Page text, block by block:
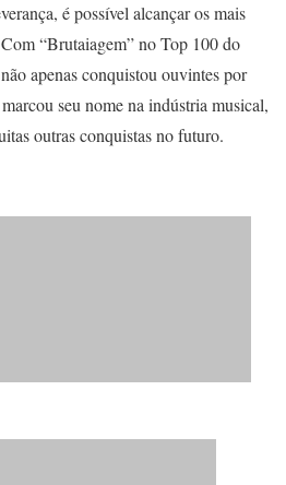
é possível alcançar os mais
“Brutaiagem” no Top 100 do
apenas conquistou ouvintes por
seu nome na indústria musical,
outras conquistas no futuro.